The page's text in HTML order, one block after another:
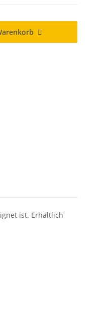
ist. Erhältlich